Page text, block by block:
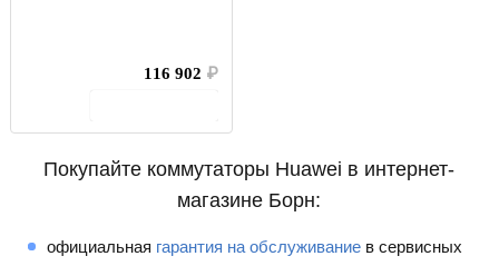
116 902 ₽
Покупайте коммутаторы Huawei в интернет-
магазине Борн:
официальная гарантия на обслуживание в сервисных